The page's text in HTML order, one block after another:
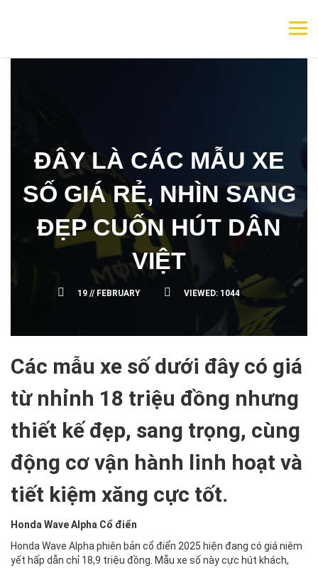
ĐÂY LÀ CÁC MẪU XE
SỐ GIÁ RẺ, NHÌN SANG
ĐẸP CUỐN HÚT DÂN
VIỆT
19 //FEBRUARY VIEWED: 1044
Các mẫu xe số dưới đây có giá
từ nhỉnh 18 triệu đồng nhưng
thiết kế đẹp, sang trọng, cùng
động cơ vận hành linh hoạt và
tiết kiệm xăng cực tốt.
Honda Wave Alpha Cổ điển
Honda Wave Alpha phiên bản cổ điển 2025 hiện đang có giá niêm
yết hấp dẫn chỉ 18,9 triệu đồng. Mẫu xe số này cực hút khách,